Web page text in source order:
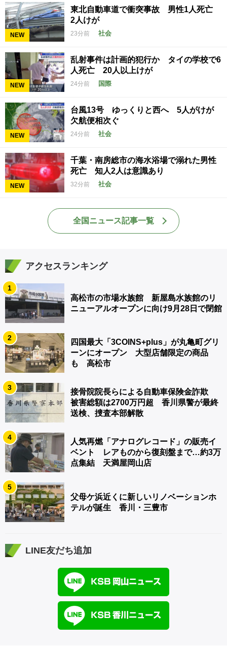
NEW
東北自動車道で衝突事故 男性1人死亡
2人けが
23分前 社会
NEW
乱射事件は計画的犯行か タイの学校で6
人死亡 20人以上けが
24分前 国際
NEW
台風13号 ゆっくりと西へ 5人がけが
欠航便相次ぐ
24分前 社会
NEW
千葉・南房総市の海水浴場で溺れた男性
死亡 知人2人は意識あり
32分前 社会
全国ニュース記事一覧
アクセスランキング
1
高松市の市場水族館 新屋島水族館のリ
ニューアルオープンに向け9月28日で閉館
2
四国最大「3COINS+plus」が丸亀町グリ
ーンにオープン 大型店舗限定の商品
も 高松市
3
接骨院院長らによる自動車保険金詐欺
被害総額は2700万円超 香川県警が最終
送検、捜査本部解散
4
人気再燃「アナログレコード」の販売イ
ベント レアものから復刻盤まで…約3万
点集結 天満屋岡山店
5
父母ケ浜近くに新しいリノベーションホ
テルが誕生 香川・三豊市
LINE友だち追加